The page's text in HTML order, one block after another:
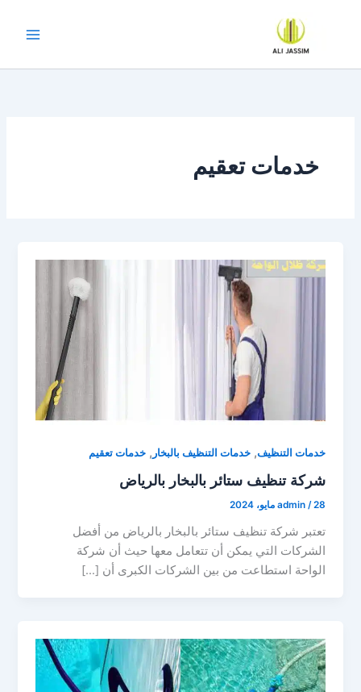
خدمات تعقيم
خدمات التنظيف,خدمات التنظيف بالبخار ,خدمات تعقيم
شركة تنظيف ستائر بالبخار بالرياض
admin /28 مايو، 2024
تعتبر شركة تنظيف ستائر بالبخار بالرياض من أفضل
الشركات التي يمكن أن تتعامل معها حيث أن شركة
الواحة استطاعت من بين الشركات الكبرى أن […]